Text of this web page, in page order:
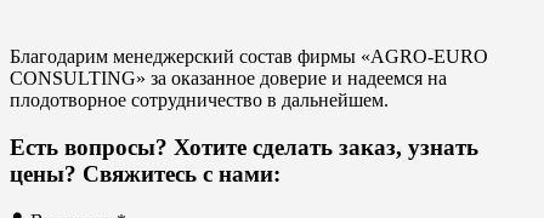
Благодарим менеджерский состав фирмы «AGRO-EURO
CONSULTING» за оказанное доверие и надеемся на
плодотворное сотрудничество в дальнейшем.
Есть вопросы? Хотите сделать заказ, узнать
цены? Свяжитесь с нами: